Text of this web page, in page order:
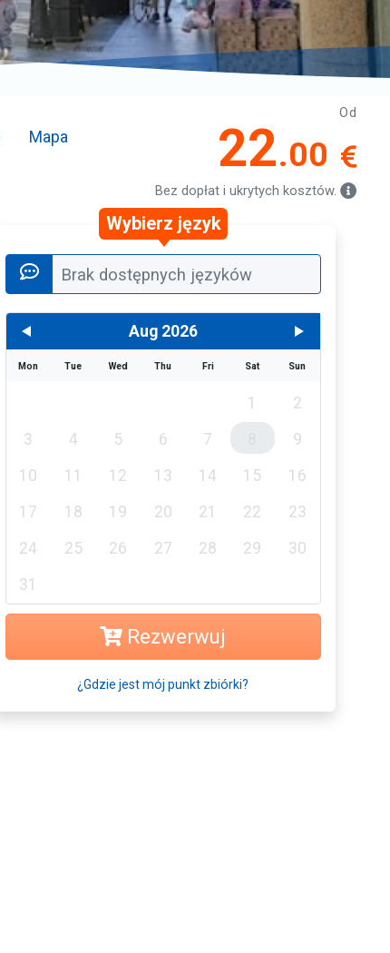
Mapa
Od
22.00
Bez dopłat i ukrytych kosztów.
Wybierz język
Brak dostępnych języków
Aug 2026
Mon Tue Wed Thu Fri Sat Sun
1
2
3
4 5 6 7
9
10
11 12 13 14 15
16
17
18 19 20 21 22
23
24
25 26 27 28 29
30
31
Rezwerwuj
¿Gdzie jest mój punkt zbiórki?